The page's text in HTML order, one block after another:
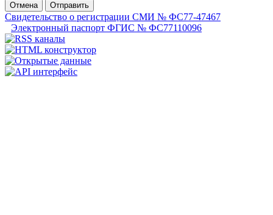
Отмена
Отправить
Свидетельство о регистрации СМИ № ФС77-47467
Электронный паспорт ФГИС № ФС77110096